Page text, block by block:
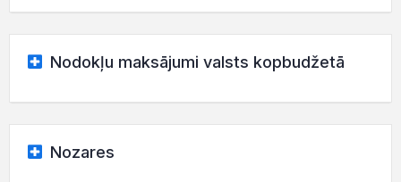
Nodokļu maksājumi valsts kopbudžetā
Nozares